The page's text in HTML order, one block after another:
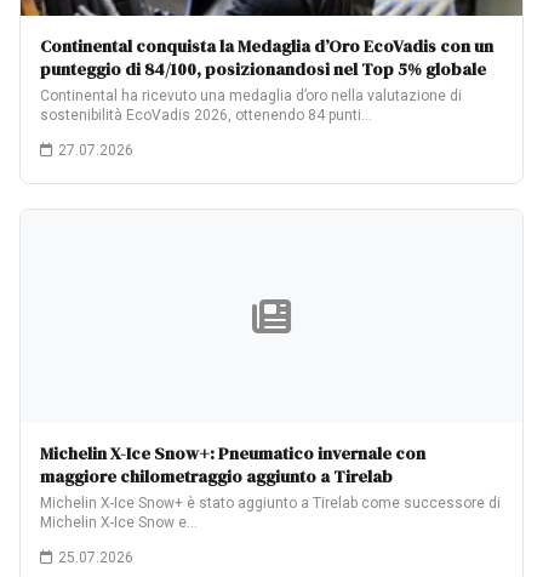
Continental conquista la Medaglia d’Oro EcoVadis con un
punteggio di 84/100, posizionandosi nel Top 5% globale
Continental ha ricevuto una medaglia d’oro nella valutazione di
sostenibilità EcoVadis 2026, ottenendo 84 punti…
27.07.2026
Michelin X-Ice Snow+: Pneumatico invernale con
maggiore chilometraggio aggiunto a Tirelab
Michelin X-Ice Snow+ è stato aggiunto a Tirelab come successore di
Michelin X-Ice Snow e…
25.07.2026